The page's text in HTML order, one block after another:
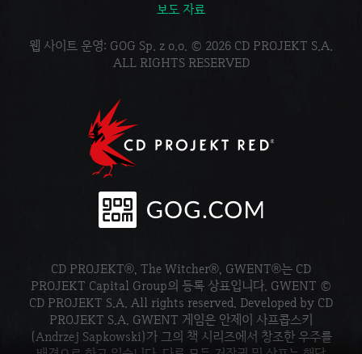
보도 자료
웹 사이트 운영: GOG Sp. z o.o. © 2026 CD PROJEKT S.A.
ALL RIGHTS RESERVED
CD PROJEKT®, The Witcher®, GWENT®는 CD
PROJEKT Capital Group의 등록 상표입니다. GWENT ©
CD PROJEKT S.A. All rights reserved. Developed by CD
PROJEKT S.A. GWENT 게임은 안제이 사프콥스키
(Andrzej Sapkowski)가 그의 책 시리즈에서 창조한 우주를